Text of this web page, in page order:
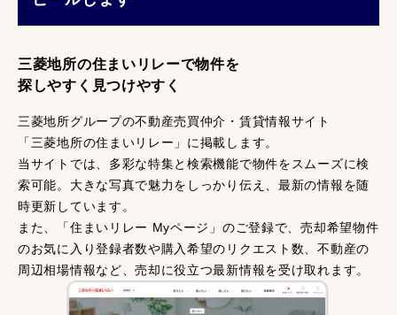
三菱地所の住まいリレーで物件を
探しやすく見つけやすく
三菱地所グループの不動産売買仲介・賃貸情報サイト
「三菱地所の住まいリレー」に掲載します。
当サイトでは、多彩な特集と検索機能で物件をスムーズに検
索可能。大きな写真で魅力をしっかり伝え、最新の情報を随
時更新しています。
また、「住まいリレー Myページ」のご登録で、売却希望物件
のお気に入り登録者数や購入希望のリクエスト数、不動産の
周辺相場情報など、売却に役立つ最新情報を受け取れます。